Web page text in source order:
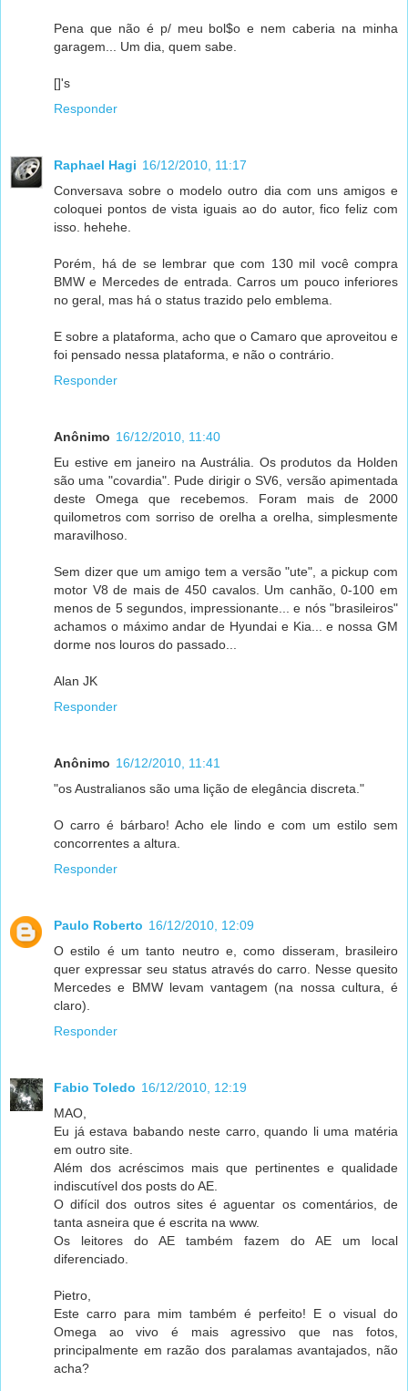
Pena que não é p/ meu bol$o e nem caberia na minha
garagem... Um dia, quem sabe.
[]'s
Responder
Raphael Hagi 16/12/2010, 11:17
Conversava sobre o modelo outro dia com uns amigos e
coloquei pontos de vista iguais ao do autor, fico feliz com
isso. hehehe.
Porém, há de se lembrar que com 130 mil você compra
BMW e Mercedes de entrada. Carros um pouco inferiores
no geral, mas há o status trazido pelo emblema.
E sobre a plataforma, acho que o Camaro que aproveitou e
foi pensado nessa plataforma, e não o contrário.
Responder
Anônimo 16/12/2010, 11:40
Eu estive em janeiro na Austrália. Os produtos da Holden
são uma "covardia". Pude dirigir o SV6, versão apimentada
deste Omega que recebemos. Foram mais de 2000
quilometros com sorriso de orelha a orelha, simplesmente
maravilhoso.
Sem dizer que um amigo tem a versão "ute", a pickup com
motor V8 de mais de 450 cavalos. Um canhão, 0-100 em
menos de 5 segundos, impressionante... e nós "brasileiros"
achamos o máximo andar de Hyundai e Kia... e nossa GM
dorme nos louros do passado...
Alan JK
Responder
Anônimo 16/12/2010, 11:41
"os Australianos são uma lição de elegância discreta."
O carro é bárbaro! Acho ele lindo e com um estilo sem
concorrentes a altura.
Responder
Paulo Roberto 16/12/2010, 12:09
O estilo é um tanto neutro e, como disseram, brasileiro
quer expressar seu status através do carro. Nesse quesito
Mercedes e BMW levam vantagem (na nossa cultura, é
claro).
Responder
Fabio Toledo 16/12/2010, 12:19
MAO,
Eu já estava babando neste carro, quando li uma matéria
em outro site.
Além dos acréscimos mais que pertinentes e qualidade
indiscutível dos posts do AE.
O difícil dos outros sites é aguentar os comentários, de
tanta asneira que é escrita na www.
Os leitores do AE também fazem do AE um local
diferenciado.
Pietro,
Este carro para mim também é perfeito! E o visual do
Omega ao vivo é mais agressivo que nas fotos,
principalmente em razão dos paralamas avantajados, não
acha?